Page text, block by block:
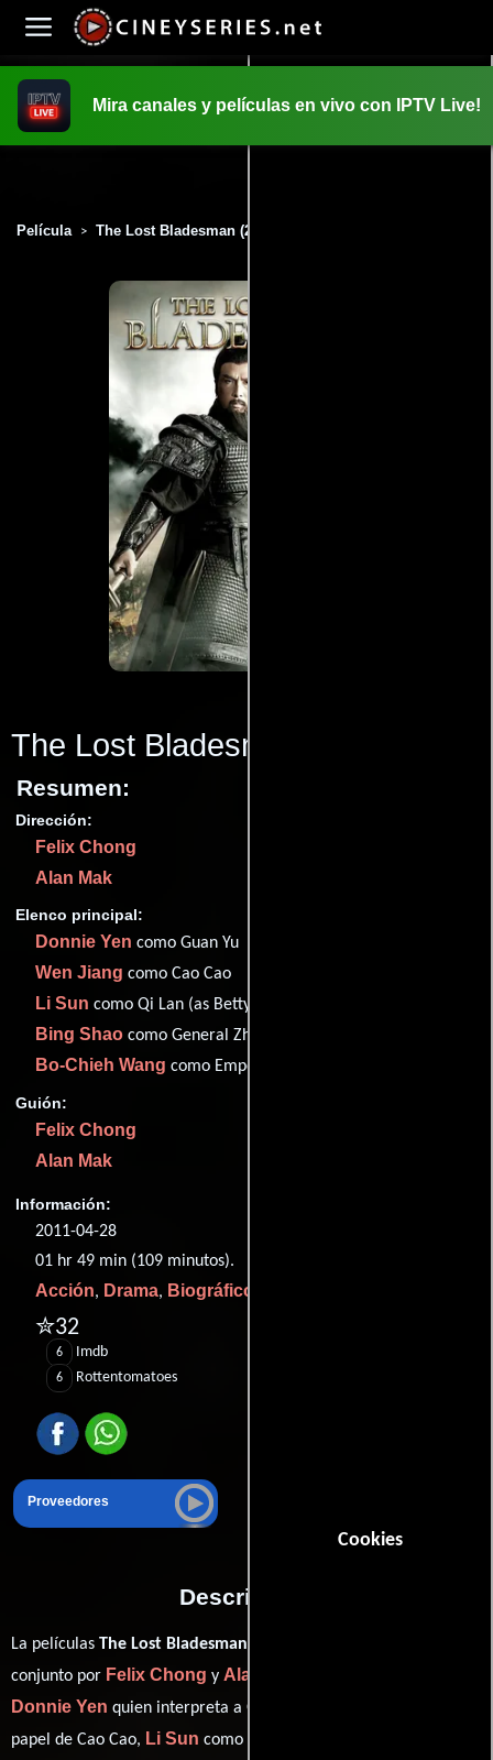
Cookies
Mira canales y películas en vivo con IPTV Live!
Película > The Lost Bladesman (2011)
The Lost Bladesman
Resumen:
Dirección:
Felix Chong
Alan Mak
Elenco principal:
Donnie Yen como Guan Yu
Wen Jiang como Cao Cao
Li Sun como Qi Lan (as Betty Sun)
Bing Shao como General Zhang Liao
Bo-Chieh Wang como Emperor Liu Xie
Guión:
Felix Chong
Alan Mak
Información:
2011-04-28
01 hr 49 min (109 minutos).
Acción, Drama, Biográfico
✮32
6 Imdb
6 Rottentomatoes
Proveedores
Descripción
La películas The Lost Bladesman
conjunto por Felix Chong y Alan Mak
Donnie Yen quien interpreta a Guan Yu,
papel de Cao Cao, Li Sun como Qi Lan (as Betty Sun),